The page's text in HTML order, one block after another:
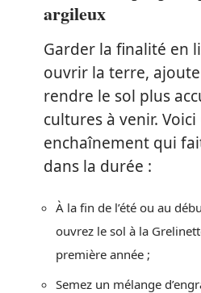
argileux
Garder la finalité en
ouvrir la terre,
rendre le sol plus
cultures à venir. Voici
enchaînement qui
dans la durée :
À la fin de l’été ou au
ouvrez le sol à la
première année ;
Semez un mélange